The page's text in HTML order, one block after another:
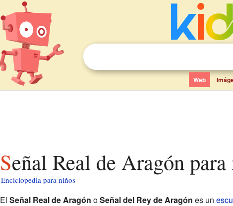
Web
Señal Real de Aragón
Enciclopedia para niños
El Señal Real de Aragón oSeñal del Rey de Aragón es un